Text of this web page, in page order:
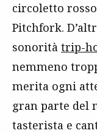
circoletto
Pitchfork.
sonorità trip-
nemmeno
merita ogni
gran parte del
tasterista e